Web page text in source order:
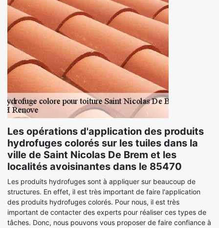
Les opérations d'application des produits
hydrofuges colorés sur les tuiles dans la
ville de Saint Nicolas De Brem et les
localités avoisinantes dans le 85470
Les produits hydrofuges sont à appliquer sur beaucoup de
structures. En effet, il est très important de faire l'application
des produits hydrofuges colorés. Pour nous, il est très
important de contacter des experts pour réaliser ces types de
tâches. Donc, nous pouvons vous proposer de faire confiance à